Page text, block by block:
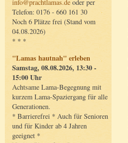
info@prachtlamas.de oder per
Telefon: 0176 - 660 161 30
Noch 6 Plätze frei (Stand vom
04.08.2026)
* * *
"Lamas hautnah" erleben
Samstag, 08.08.2026, 13:30 -
15:00 Uhr
Achtsame Lama-Begegnung mit
kurzem Lama-Spaziergang für alle
Generationen.
* Barrierefrei * Auch für Senioren
und für Kinder ab 4 Jahren
geeignet *